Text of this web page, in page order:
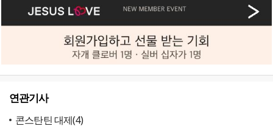
연관기사
콘스탄틴 대제(4)